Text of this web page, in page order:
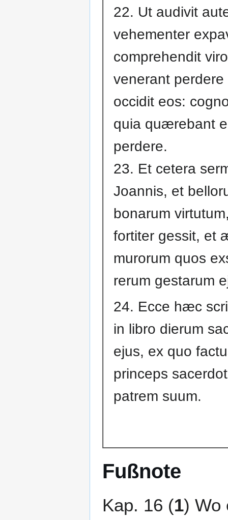
22. Ut audivit
vehementer
comprehendit
venerant perdere
occidit eos:
quia quærebant
perdere.
23. Et cetera
Joannis, et
bonarum
fortiter gessit, et
murorum quos
rerum gestarum
24. Ecce hæc
in libro dierum
ejus, ex quo
princeps
patrem suum.
Fußnote
Kap. 16 (1) Wo